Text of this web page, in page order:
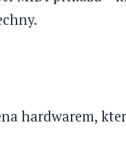
hardwarem,